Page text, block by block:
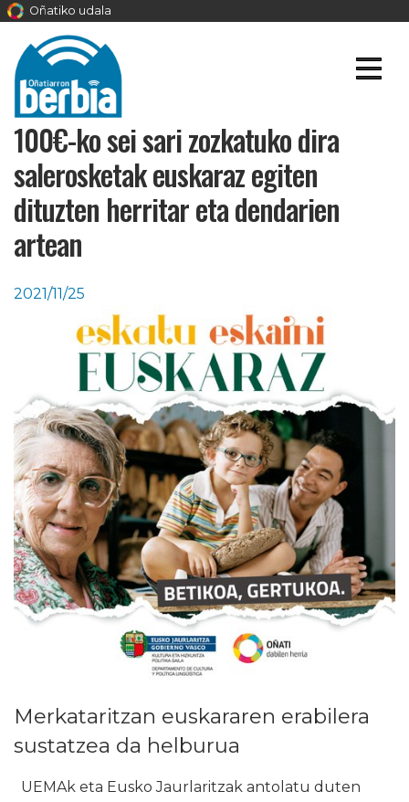
Oñatiko udala
100€-ko sei sari zozkatuko dira
salerosketak euskaraz egiten
dituzten herritar eta dendarien
artean
2021/11/25
Merkataritzan euskararen erabilera
sustatzea da helburua
UEMAk eta Eusko Jaurlaritzak antolatu duten